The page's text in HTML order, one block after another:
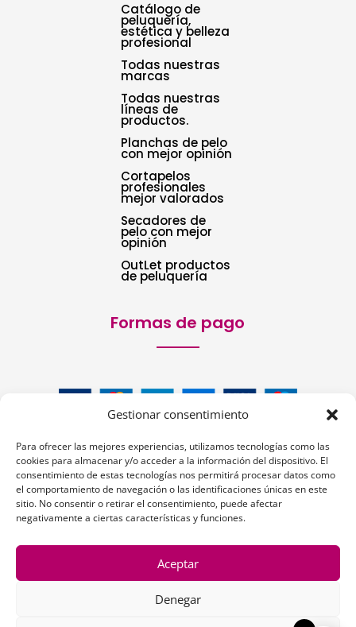
Gestionar consentimiento
Para ofrecer las mejores experiencias, utilizamos tecnologías como las
cookies para almacenar y/o acceder a la información del dispositivo. El
consentimiento de estas tecnologías nos permitirá procesar datos como
el comportamiento de navegación o las identificaciones únicas en este
sitio. No consentir o retirar el consentimiento, puede afectar
negativamente a ciertas características y funciones.
Aceptar
Denegar
Catálogo de
peluquería,
estética y belleza
profesional
Todas nuestras
marcas
Todas nuestras
líneas de
productos.
Planchas de pelo
con mejor opinión
Cortapelos
profesionales
mejor valorados
Secadores de
pelo con mejor
opinión
OutLet productos
de peluquería
Formas de pago
Siguenos: